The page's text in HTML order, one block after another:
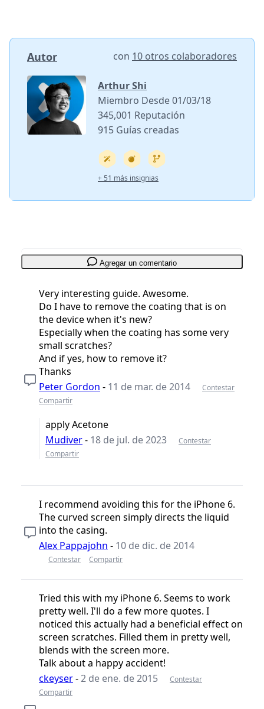
Autor con 10 otros colaboradores
Arthur Shi
Miembro Desde 01/03/18
345,001 Reputación
915 Guías creadas
+ 51 más insignias
Agregar un comentario
Very interesting guide. Awesome.
Do I have to remove the coating that is on
the device when it's new?
Especially when the coating has some very
small scratches?
And if yes, how to remove it?
Thanks
Peter Gordon - 11 de mar. de 2014
Contestar
Compartir
apply Acetone
Mudiver- 18 de jul. de 2023
Contestar
Compartir
I recommend avoiding this for the iPhone 6.
The curved screen simply directs the liquid
into the casing.
Alex Pappajohn - 10 de dic. de 2014
Contestar Compartir
Tried this with my iPhone 6. Seems to work
pretty well. I'll do a few more quotes. I
noticed this actually had a beneficial effect on
screen scratches. Filled them in pretty well,
blends with the screen more.
Talk about a happy accident!
ckeyser-2 de ene. de 2015
Contestar
Compartir